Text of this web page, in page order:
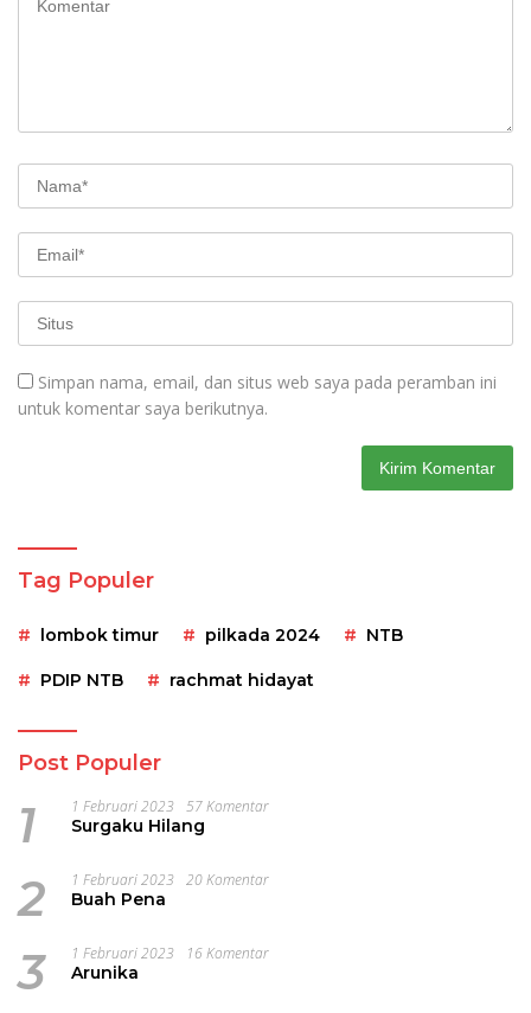
Simpan nama, email, dan situs web saya pada peramban ini
untuk komentar saya berikutnya.
Tag Populer
lombok timur pilkada 2024 NTB
PDIP NTB rachmat hidayat
Post Populer
1 1 Februari 2023 57 Komentar
Surgaku Hilang
2 1 Februari 2023 20 Komentar
Buah Pena
3 1 Februari 2023 16 Komentar
Arunika